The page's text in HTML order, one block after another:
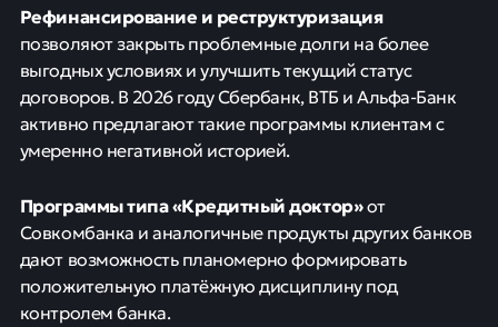
Рефинансирование и реструктуризация
позволяют закрыть проблемные долги на более
выгодных условиях и улучшить текущий статус
договоров. В 2026 году Сбербанк, ВТБ и Альфа-Банк
активно предлагают такие программы клиентам с
умеренно негативной историей.
Программы типа «Кредитный доктор»от
Совкомбанка и аналогичные продукты других банков
дают возможность планомерно формировать
положительную платёжную дисциплину под
контролем банка.